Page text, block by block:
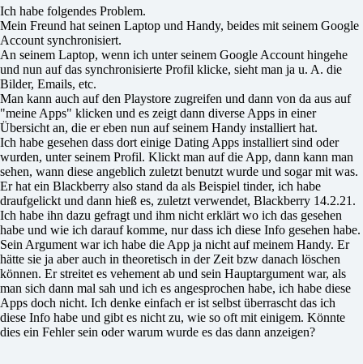
Ich habe folgendes Problem.
Mein Freund hat seinen Laptop und Handy, beides mit seinem Google
Account synchronisiert.
An seinem Laptop, wenn ich unter seinem Google Account hingehe
und nun auf das synchronisierte Profil klicke, sieht man ja u. A. die
Bilder, Emails, etc.
Man kann auch auf den Playstore zugreifen und dann von da aus auf
"meine Apps" klicken und es zeigt dann diverse Apps in einer
Übersicht an, die er eben nun auf seinem Handy installiert hat.
Ich habe gesehen dass dort einige Dating Apps installiert sind oder
wurden, unter seinem Profil. Klickt man auf die App, dann kann man
sehen, wann diese angeblich zuletzt benutzt wurde und sogar mit was.
Er hat ein Blackberry also stand da als Beispiel tinder, ich habe
draufgelickt und dann hieß es, zuletzt verwendet, Blackberry 14.2.21.
Ich habe ihn dazu gefragt und ihm nicht erklärt wo ich das gesehen
habe und wie ich darauf komme, nur dass ich diese Info gesehen habe.
Sein Argument war ich habe die App ja nicht auf meinem Handy. Er
hätte sie ja aber auch in theoretisch in der Zeit bzw danach löschen
können. Er streitet es vehement ab und sein Hauptargument war, als
man sich dann mal sah und ich es angesprochen habe, ich habe diese
Apps doch nicht. Ich denke einfach er ist selbst überrascht das ich
diese Info habe und gibt es nicht zu, wie so oft mit einigem. Könnte
dies ein Fehler sein oder warum wurde es das dann anzeigen?